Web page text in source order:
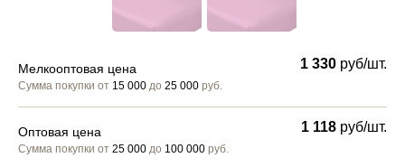
Мелкооптовая цена
Сумма покупки от 15 000 до 25 000 руб.
1 330 руб/шт.
Оптовая цена
Сумма покупки от 25 000 до 100 000 руб.
1 118 руб/шт.